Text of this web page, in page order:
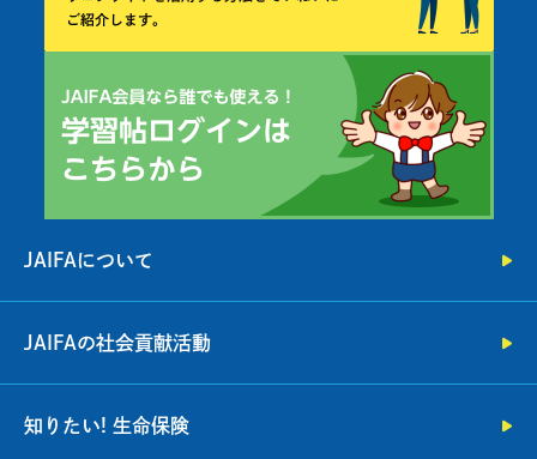
JAIFAについて
JAIFAの社会貢献活動
知りたい! 生命保険